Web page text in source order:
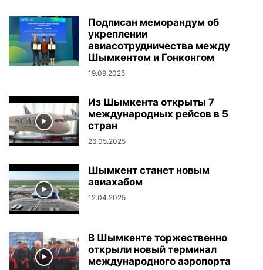
Подписан меморандум об
укреплении
авиасотрудничества между
Шымкентом и Гонконгом
19.09.2025
Из Шымкента открыты 7
международных рейсов в 5
стран
26.05.2025
Шымкент станет новым
авиахабом
12.04.2025
В Шымкенте торжественно
открыли новый терминал
международного аэропорта